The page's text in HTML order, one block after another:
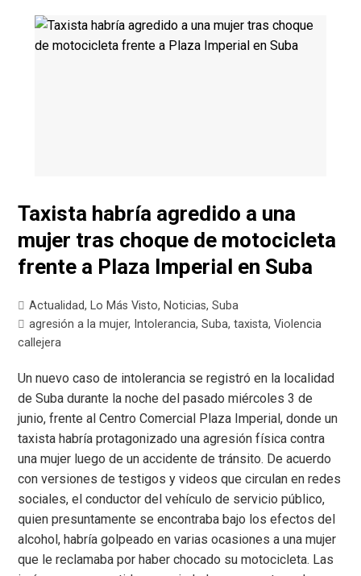
Taxista habría agredido a una
mujer tras choque de motocicleta
frente a Plaza Imperial en Suba
Actualidad, Lo Más Visto, Noticias,Suba
agresión a la mujer, Intolerancia,Suba,taxista,Violencia
callejera
Un nuevo caso de intolerancia se registró en la localidad
de Suba durante la noche del pasado miércoles 3 de
junio, frente al Centro Comercial Plaza Imperial, donde un
taxista habría protagonizado una agresión física contra
una mujer luego de un accidente de tránsito. De acuerdo
con versiones de testigos y videos que circulan en redes
sociales, el conductor del vehículo de servicio público,
quien presuntamente se encontraba bajo los efectos del
alcohol, habría golpeado en varias ocasiones a una mujer
que le reclamaba por haber chocado su motocicleta. Las